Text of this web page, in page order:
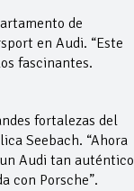
de
en Audi. “Este
fascinantes.
fortalezas del
Seebach. “Ahora
Audi tan auténtico
con Porsche”.